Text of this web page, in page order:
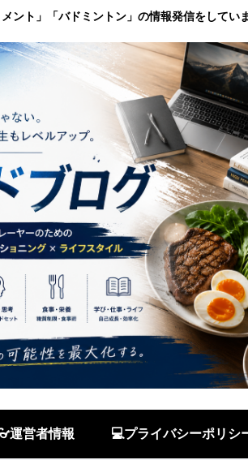
ント」「バドミントン」の情報発信をしてい
運営者情報 💻プライバシーポリシ